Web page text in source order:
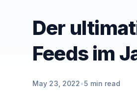
Der
Feeds im
May 23, 2022•5 min read